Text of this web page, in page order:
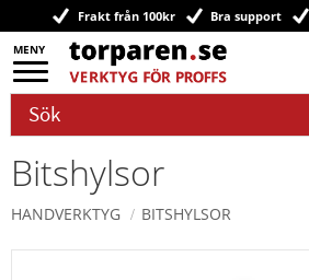
Meny
Frakt från 100kr Bra support
Bitshylsor
HANDVERKTYG BITSHYLSOR